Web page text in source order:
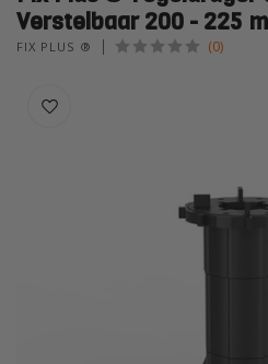
Verstelbaar 200 - 225
FIX PLUS ® (0)